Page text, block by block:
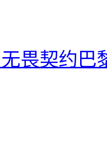
畏契约巴